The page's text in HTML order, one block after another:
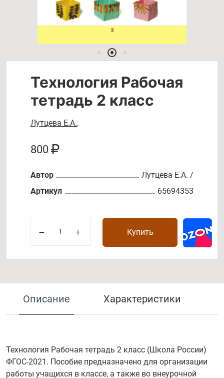
Технология Рабочая
тетрадь 2 класс
Лутцева Е.А.,
800
Автор
Лутцева Е.А. /
Артикул
65694353
Купить
Описание Характеристики
Технология Рабочая тетрадь 2 класс (Школа России)
ФГОС-2021. Пособие предназначено для организации
работы учащихся в классе, а также во внеурочной